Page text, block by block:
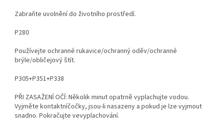
Zabraňte uvolnění do životního prostředí.
P280
Používejte ochranné rukavice/ochranný oděv/ochranné
brýle/obličejový štít.
P305+P351+P338
PŘI ZASAŽENÍ OČÍ: Několik minut opatrně vyplachujte vodou.
Vyjměte kontaktníčočky, jsou-li nasazeny a pokud je lze vyjmout
snadno. Pokračujte vevyplachování.